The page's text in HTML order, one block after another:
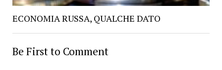
ECONOMIA RUSSA, QUALCHE DATO
Be First to Comment